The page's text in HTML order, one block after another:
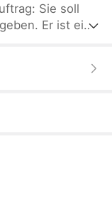
Sie soll
Er ist ein
Vertrag und
Und der